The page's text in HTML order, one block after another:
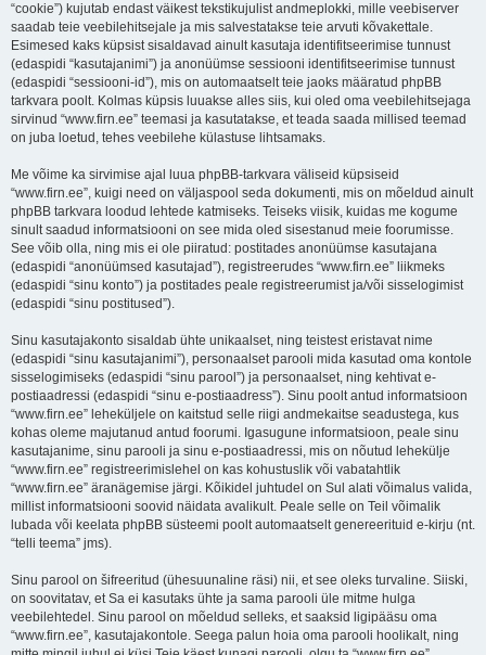
“cookie”) kujutab endast väikest tekstikujulist andmeplokki, mille veebiserver
saadab teie veebilehitsejale ja mis salvestatakse teie arvuti kõvakettale.
Esimesed kaks küpsist sisaldavad ainult kasutaja identifitseerimise tunnust
(edaspidi “kasutajanimi”) ja anonüümse sessiooni identifitseerimise tunnust
(edaspidi “sessiooni-id”), mis on automaatselt teie jaoks määratud phpBB
tarkvara poolt. Kolmas küpsis luuakse alles siis, kui oled oma veebilehitsejaga
sirvinud “www.firn.ee” teemasi ja kasutatakse, et teada saada millised teemad
on juba loetud, tehes veebilehe külastuse lihtsamaks.
Me võime ka sirvimise ajal luua phpBB-tarkvara väliseid küpsiseid
“www.firn.ee”, kuigi need on väljaspool seda dokumenti, mis on mõeldud ainult
phpBB tarkvara loodud lehtede katmiseks. Teiseks viisik, kuidas me kogume
sinult saadud informatsiooni on see mida oled sisestanud meie foorumisse.
See võib olla, ning mis ei ole piiratud: postitades anonüümse kasutajana
(edaspidi “anonüümsed kasutajad”), registreerudes “www.firn.ee” liikmeks
(edaspidi “sinu konto”) ja postitades peale registreerumist ja/või sisselogimist
(edaspidi “sinu postitused”).
Sinu kasutajakonto sisaldab ühte unikaalset, ning teistest eristavat nime
(edaspidi “sinu kasutajanimi”), personaalset parooli mida kasutad oma kontole
sisselogimiseks (edaspidi “sinu parool”) ja personaalset, ning kehtivat e-
postiaadressi (edaspidi “sinu e-postiaadress”). Sinu poolt antud informatsioon
“www.firn.ee” leheküljele on kaitstud selle riigi andmekaitse seadustega, kus
kohas oleme majutanud antud foorumi. Igasugune informatsioon, peale sinu
kasutajanime, sinu parooli ja sinu e-postiaadressi, mis on nõutud lehekülje
“www.firn.ee” registreerimislehel on kas kohustuslik või vabatahtlik
“www.firn.ee” äranägemise järgi. Kõikidel juhtudel on Sul alati võimalus valida,
millist informatsiooni soovid näidata avalikult. Peale selle on Teil võimalik
lubada või keelata phpBB süsteemi poolt automaatselt genereerituid e-kirju (nt.
“telli teema” jms).
Sinu parool on šifreeritud (ühesuunaline räsi) nii, et see oleks turvaline. Siiski,
on soovitatav, et Sa ei kasutaks ühte ja sama parooli üle mitme hulga
veebilehtedel. Sinu parool on mõeldud selleks, et saaksid ligipääsu oma
“www.firn.ee”, kasutajakontole. Seega palun hoia oma parooli hoolikalt, ning